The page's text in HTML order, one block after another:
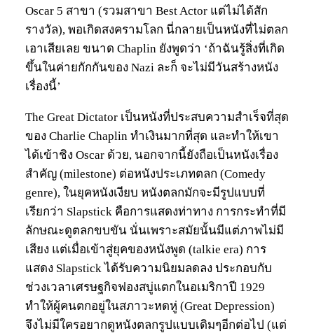
Oscar 5 สาขา (รวมสาขา Best Actor แต่ไม่ได้สัก
รางวัล), พอเกิดสงครามโลก นี่กลายเป็นหนังที่ไม่ตลก
เอาเสียเลย ขนาด Chaplin ยังพูดว่า ‘ถ้าฉันรู้สิ่งที่เกิด
ขึ้นในค่ายกักกันของ Nazi ละก็ จะไม่มีวันสร้างหนัง
เรื่องนี้’
The Great Dictator เป็นหนังที่ประสบความสำเร็จที่สุด
ของ Charlie Chaplin ทำเงินมากที่สุด และทำให้เขา
ได้เข้าชิง Oscar ด้วย, นอกจากนี้ยังถือเป็นหนังเรื่อง
สำคัญ (milestone) ต่อหนังประเภทตลก (Comedy
genre), ในยุคหนังเงียบ หนังตลกมักจะมีรูปแบบที่
เรียกว่า Slapstick คือการแสดงท่าทาง การกระทำที่มี
ลักษณะดูตลกขบขัน นั่นเพราะสมัยนั้นมีแต่ภาพไม่มี
เสียง แต่เมื่อเข้าสู่ยุคของหนังพูด (talkie era) การ
แสดง Slapstick ได้รับความนิยมลดลง ประกอบกับ
ช่วงเวลาเศรษฐกิจฟองสบู่แตกในอเมริกาปี 1929
ทำให้ผู้คนตกอยู่ในสภาวะหดหู่ (Great Depression)
จึงไม่มีใครอยากดูหนังตลกรูปแบบเดิมๆอีกต่อไป (แต่